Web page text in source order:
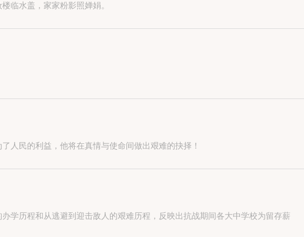
临水盖，家家粉影照婵娟。
人民的利益，他将在真情与使命间做出艰难的抉择！
学历程和从逃避到迎击敌人的艰难历程，反映出抗战期间各大中学校为留存薪